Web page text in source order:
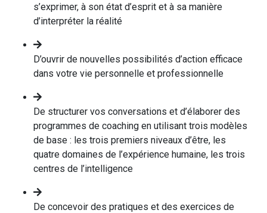
s’exprimer, à son état d’esprit et à sa manière
d’interpréter la réalité
D’ouvrir de nouvelles possibilités d’action efficace
dans votre vie personnelle et professionnelle
De structurer vos conversations et d’élaborer des
programmes de coaching en utilisant trois modèles
de base : les trois premiers niveaux d’être, les
quatre domaines de l’expérience humaine, les trois
centres de l’intelligence
De concevoir des pratiques et des exercices de